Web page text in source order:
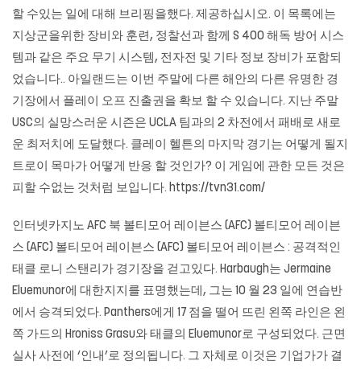
할 수있는 일에 대해 브리핑을했다. 제공하십시오. 이 목록에는
지상군을위한 장비와 훈련, 정찰선과 함께 S 400 해독 방어 시스
템과 같은 주요 무기 시스템, 전자전 및 기타 정보 장비가 포함되
었습니다.. 아일랜드는 이번 주말에 다른 해안의 다른 유명한 경
기장에서 플레이 오프 진출권을 확보 할 수 있습니다. 지난 주말
USC의 실망스러운 시즌은 UCLA 팀과의 2 차전에서 패배로 새로
운 최저치에 도달했다. 클레이 헬튼의 마지막 경기는 어떻게 될지
트로이 목마가 어떻게 반응 할 것인가? 이 게임에 관한 모든 것은
피할 수없는 것처럼 보입니다. https://tvn31.com/
인터넷카지노 AFC 북 볼티모어 레이븐스 (AFC) 볼티모어 레이븐
스 (AFC) 볼티모어 레이븐스 (AFC) 볼티모어 레이븐스 : 공격적인
태클 로니 스탠리가 경기장을 걷고있다. Harbaugh는 Jermaine
Eluemunor에 대한지지를 표명했는데, 그는 10 월 23 일에 연습반
에서 승격되었다. Panthers에게 17 점을 떨어 뜨린 왼쪽 라인은 왼
쪽 가드의 Hroniss Grasu와 태클의 Eluemunor로 구성되었다. 근면
실사 사전에 ‘인내’로 정의됩니다. 그 자체로 이것은 기업가가 결